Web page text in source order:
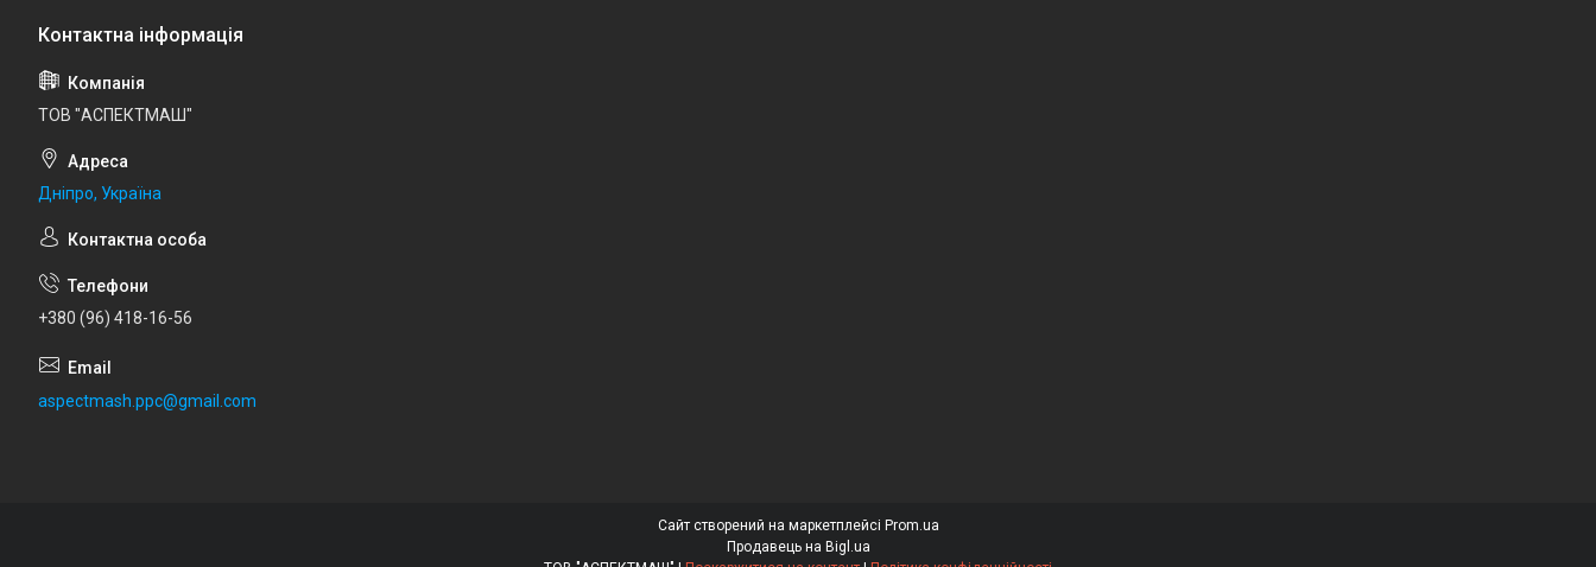
ТОВ "АСПЕКТМАШ"
Дніпро, Україна
+380 (96) 418-16-56
aspectmash.ppc@gmail.com
Сайт створений на маркетплейсі Prom.ua
Продавець на Bigl.ua